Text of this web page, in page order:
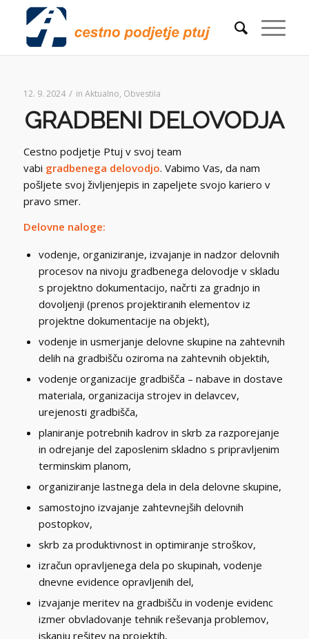
12. 9. 2024 / in Aktualno, Obvestila
GRADBENI DELOVODJA
Cestno podjetje Ptuj v svoj team
vabi gradbenega delovodjo. Vabimo Vas, da nam
pošljete svoj življenjepis in zapeljete svojo kariero v
pravo smer.
Delovne naloge:
vodenje, organiziranje, izvajanje in nadzor delovnih
procesov na nivoju gradbenega delovodje v skladu
s projektno dokumentacijo, načrti za gradnjo in
dovoljenji (prenos projektiranih elementov iz
projektne dokumentacije na objekt),
vodenje in usmerjanje delovne skupine na zahtevnih
delih na gradbišču oziroma na zahtevnih objektih,
vodenje organizacije gradbišča – nabave in dostave
materiala, organizacija strojev in delavcev,
urejenosti gradbišča,
planiranje potrebnih kadrov in skrb za razporejanje
in odrejanje del zaposlenim skladno s pripravljenim
terminskim planom,
organiziranje lastnega dela in dela delovne skupine,
samostojno izvajanje zahtevnejših delovnih
postopkov,
skrb za produktivnost in optimiranje stroškov,
izračun opravljenega dela po skupinah, vodenje
dnevne evidence opravljenih del,
izvajanje meritev na gradbišču in vodenje evidenc
izmer obvladovanje tehnik reševanja problemov,
iskanju rešitev na projektih,